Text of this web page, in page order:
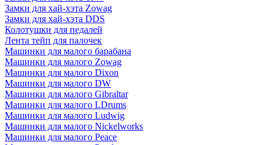
Замки для хай-хэта Zowag
Замки для хай-хэта DDS
Колотушки для педалей
Лента тейп для палочек
Машинки для малого барабана
Машинки для малого Zowag
Машинки для малого Dixon
Машинки для малого DW
Машинки для малого Gibraltar
Машинки для малого LDrums
Машинки для малого Ludwig
Машинки для малого Nickelworks
Машинки для малого Peace